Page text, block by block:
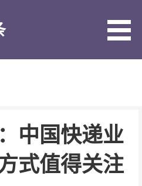
中国快递业
式值得关注